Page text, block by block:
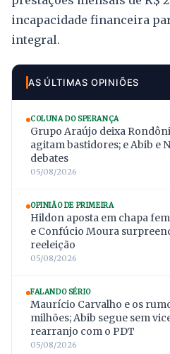
incapacidade financeira
integral.
AS ÚLTIMAS OPINIÕES
COLUNA DO SPERANÇA
Grupo Araújo deixa
agitam bastidores; e Abib e
debates
05/08/2026
OPINIÃO DE PRIMEIRA
Hildon aposta em chapa
e Confúcio Moura
reeleição
05/08/2026
FALANDO SÉRIO
Maurício Carvalho e os
milhões; Abib segue sem
rearranjo com o PDT
05/08/2026